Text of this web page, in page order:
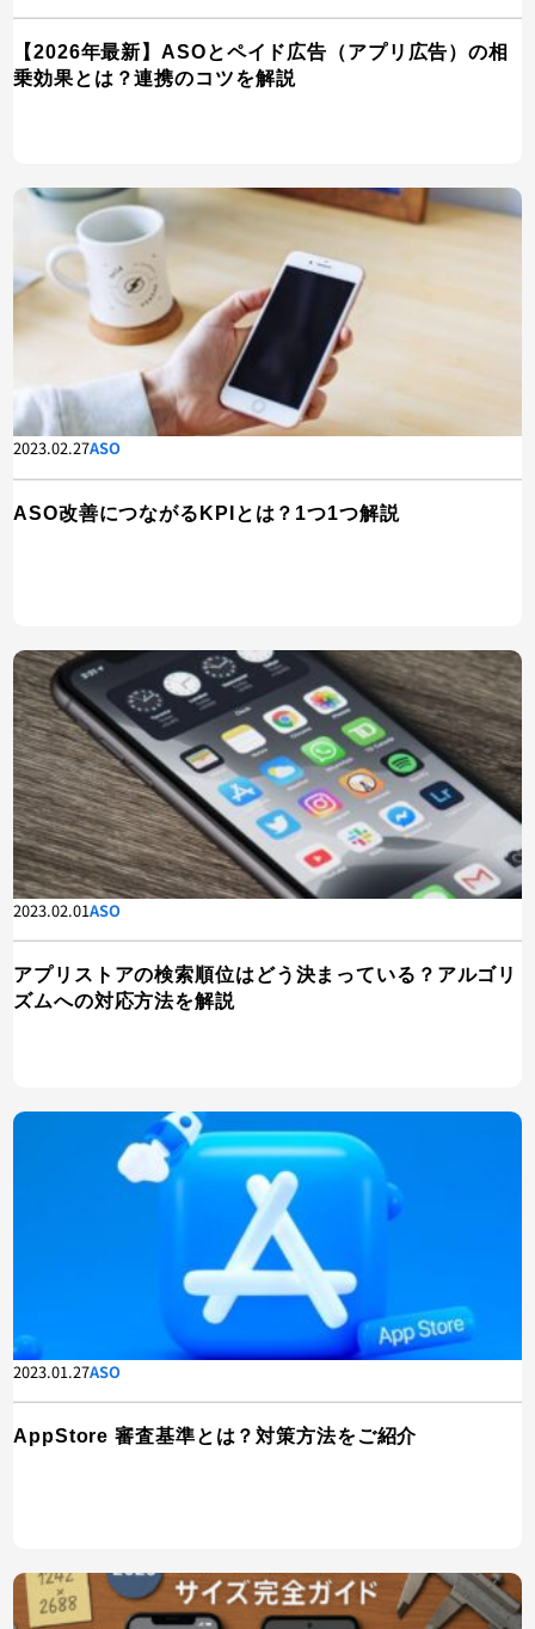
【2026年最新】ASOとペイド広告（アプリ広告）の相
乗効果とは？連携のコツを解説
2023.02.27ASO
ASO改善につながるKPIとは？1つ1つ解説
2023.02.01ASO
アプリストアの検索順位はどう決まっている？アルゴリ
ズムへの対応方法を解説
2023.01.27ASO
AppStore 審査基準とは？対策方法をご紹介